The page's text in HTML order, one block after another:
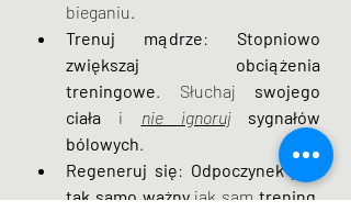
bieganiu.
Trenuj mądrze: Stopniowo
zwiększaj
obciążenia
treningowe. Słuchaj swojego
ciała i nie ignoruj
sygnałów
bólowych.
Regeneruj się: Odpoczynek
tak samo ważny jak sam trening.